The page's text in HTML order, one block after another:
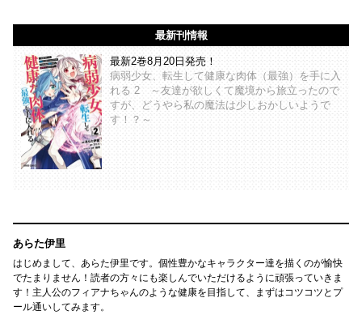
最新刊情報
最新2巻8月20日発売！
病弱少女、転生して健康な肉体（最強）を手に入
れる 2 ～友達が欲しくて魔境から旅立ったので
すが、どうやら私の魔法は少しおかしいようで
す！？～
あらた伊里
はじめまして、あらた伊里です。個性豊かなキャラクター達を描くのが愉快
でたまりません！読者の方々にも楽しんでいただけるように頑張っていきま
す！主人公のフィアナちゃんのような健康を目指して、まずはコツコツとプ
ール通いしてみます。